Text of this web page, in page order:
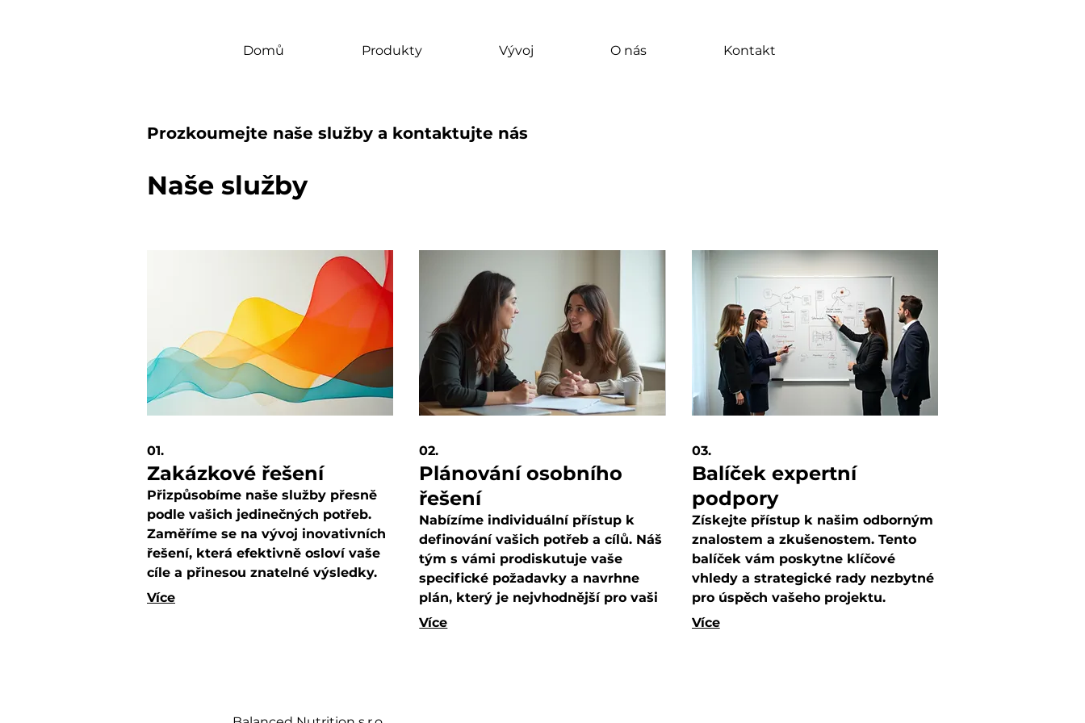
Domů Produkty Vývoj O nás Kontakt
Prozkoumejte naše služby a kontaktujte nás
Naše služby
01.
Zakázkové řešení
Přizpůsobíme naše služby přesně
podle vašich jedinečných potřeb.
Zaměříme se na vývoj inovativních
řešení, která efektivně osloví vaše
cíle a přinesou znatelné výsledky.
Společně prozkoumáme všechny
Více
02.
Plánování osobního
řešení
Nabízíme individuální přístup k
definování vašich potřeb a cílů. Náš
tým s vámi prodiskutuje vaše
specifické požadavky a navrhne
plán, který je nejvhodnější pro vaši
situaci. Důležité je pro nás plné
Více
03.
Balíček expertní
podpory
Získejte přístup k našim odborným
znalostem a zkušenostem. Tento
balíček vám poskytne klíčové
vhledy a strategické rady nezbytné
pro úspěch vašeho projektu.
Pomůžeme vám překonat překážky
Více